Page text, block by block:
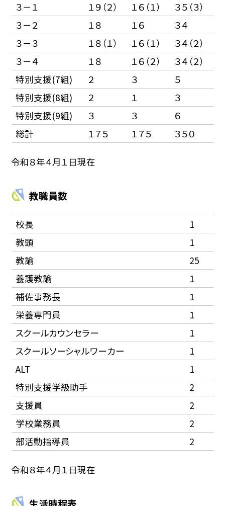
３－１
１９（２） １６（１）
３５（３）
３－２
１８ １６
３４
３－３
１８（１） １６（１）
３４（２）
３－４
１８ １６（２）
３４（２）
特別支援(7組)
２ ３
５
特別支援(8組)
２ １
３
特別支援(9組)
３ ３
６
総計
１７５ １７５ ３５０
令和８年４月１日現在
教職員数
校長
1
教頭
1
教諭
25
養護教諭
1
補佐事務長
1
栄養専門員
1
スクールカウンセラー
1
スクールソーシャルワーカー
1
ALT
1
特別支援学級助手
2
支援員
2
学校業務員
2
部活動指導員
2
令和８年４月１日現在